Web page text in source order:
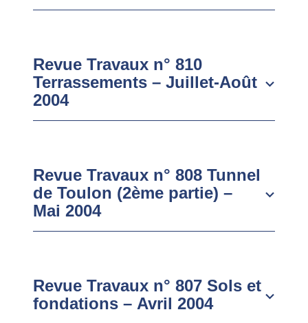
Revue Travaux n° 810
Terrassements – Juillet-Août
2004
Revue Travaux n° 808 Tunnel
de Toulon (2ème partie) –
Mai 2004
Revue Travaux n° 807 Sols et
fondations – Avril 2004